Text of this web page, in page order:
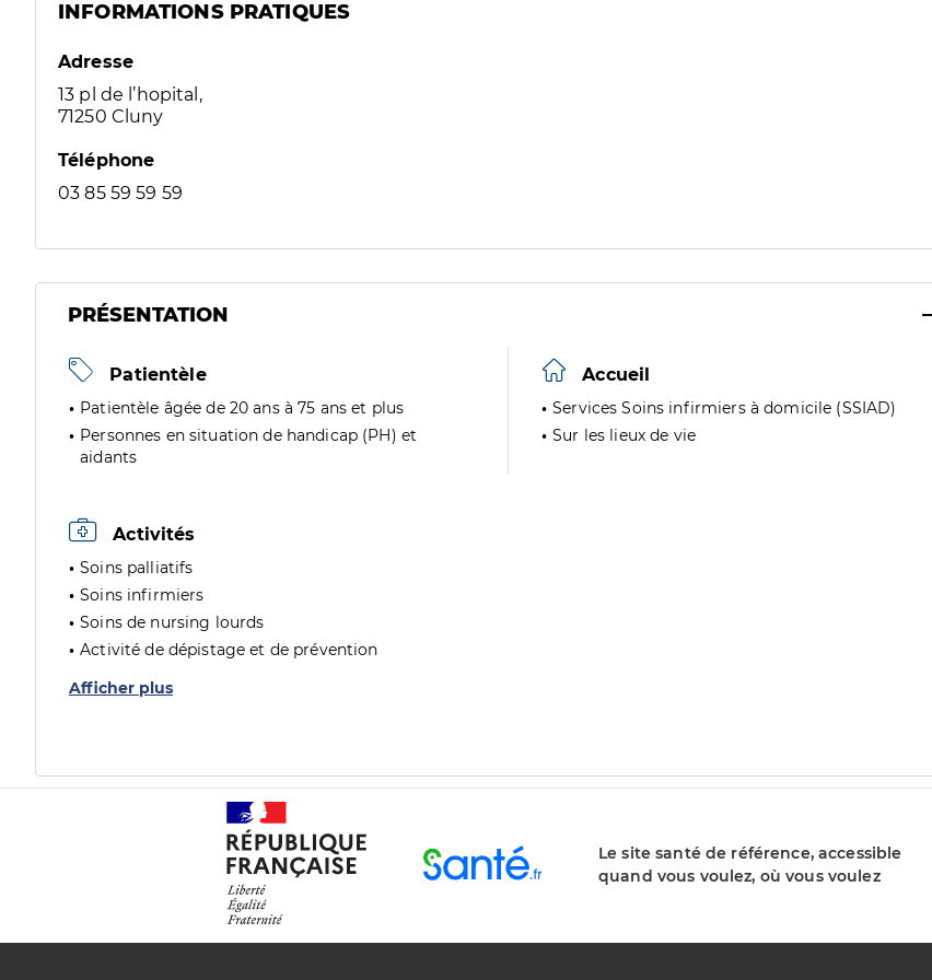
INFORMATIONS PRATIQUES
Adresse
13 pl de l’hopital,
71250 Cluny
Téléphone
03 85 59 59 59
PRÉSENTATION
Patientèle
Patientèle âgée de 20 ans à 75 ans et plus
Personnes en situation de handicap (PH) et
aidants
Accueil
Services Soins infirmiers à domicile (SSIAD)
Sur les lieux de vie
Activités
Soins palliatifs
Soins infirmiers
Soins de nursing lourds
Activité de dépistage et de prévention
Afficher plus
Le site santé de référence, accessible
quand vous voulez, où vous voulez